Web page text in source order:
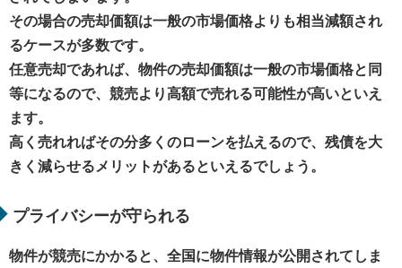
その場合の売却価額は一般の市場価格よりも相当減額され
るケースが多数です。
任意売却であれば、物件の売却価額は一般の市場価格と同
等になるので、競売より高額で売れる可能性が高いといえ
ます。
高く売れればその分多くのローンを払えるので、残債を大
きく減らせるメリットがあるといえるでしょう。
プライバシーが守られる
物件が競売にかかると、全国に物件情報が公開されてしま